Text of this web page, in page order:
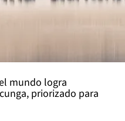
mundo logra
priorizado para